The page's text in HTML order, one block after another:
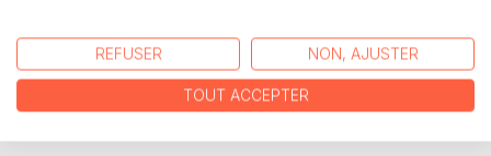
Helena Skarlett, celle qui l'engage pour le vol d'une pince à
cravate. Vous avez dit bizarre ? C'est ce qu'il se dit
lorsqu'il découvre qu'il est victime d'un piège que lui a
tendu la belle, laquelle n'est autre que la complice du
REFUSER NON, AJUSTER
TOUT ACCEPTER